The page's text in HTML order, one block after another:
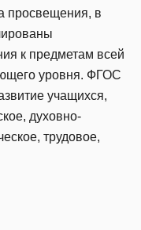
просвещения, в
к предметам всей
уровня. ФГОС
учащихся,
духовно-
трудовое,